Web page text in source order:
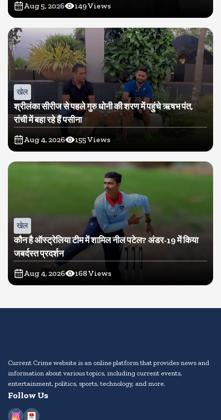
Aug 5, 2026 149Views
खेल
श्रीलंका सीरीज से पहले गुरु धोनी की शरण में पहुंचे ऋषभ पंत,
रांची में बहा रहे हैं पसीना
Aug 4, 2026 155Views
खेल
कौन है ऑस्ट्रेलिया टीम में शामिल नील पटेल? अंडर-19 में किया
जबर्दस्त प्रदर्शन
Aug 4, 2026 168Views
Current Crime website is an online platform that provides news and
information about various topics, including current events,
entertainment, politics, sports, technology, and more.
Follow Us